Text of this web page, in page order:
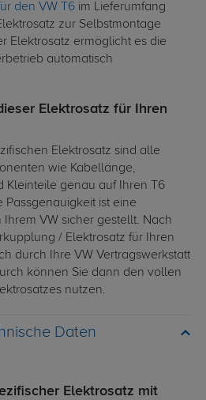
den VW T6 im Lieferumfang
zur Selbstmontage
Elektrosatz ermöglicht es die
automatisch
Elektrosatz für Ihren
Elektrosatz sind alle
wie Kabellänge,
Kleinteile genau auf Ihren T6
Passgenauigkeit ist eine
VW sicher gestellt. Nach
/ Elektrosatz für Ihren
durch Ihre VW Vertragswerkstatt
können Sie dann den vollen
nutzen.
Daten
Elektrosatz mit